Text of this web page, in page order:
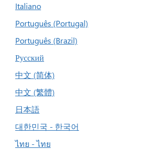
Italiano
Português (Portugal)
Português (Brazil)
Русский
中文 (简体)
中文 (繁體)
日本語
대한민국 - 한국어
ไทย - ไทย